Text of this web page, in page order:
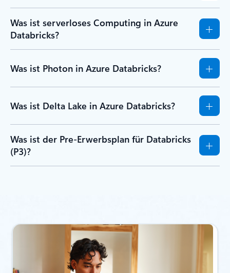
Was ist serverloses Computing in Azure
Databricks?
Was ist Photon in Azure Databricks?
Was ist Delta Lake in Azure Databricks?
Was ist der Pre-Erwerbsplan für Databricks
(P3)?